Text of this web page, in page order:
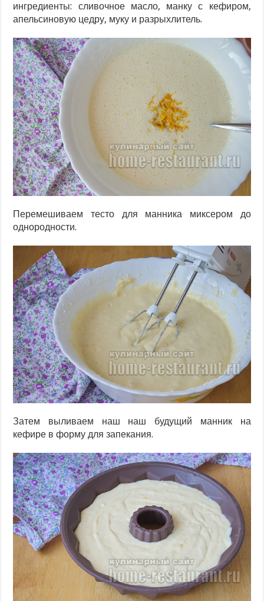
ингредиенты: сливочное масло, манку с кефиром,
апельсиновую цедру, муку и разрыхлитель.
Перемешиваем тесто для манника миксером до
однородности.
Затем выливаем наш наш будущий манник на
кефире в форму для запекания.